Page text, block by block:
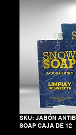
SKU: JABÓN
SOAP CAJA DE 12